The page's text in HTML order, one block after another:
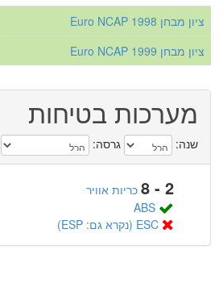
ציון מבחן Euro NCAP 1998
ציון מבחן Euro NCAP 1999
מערכות בטיחות
שנה: גרסה:
2 - 8
כריות אוויר
ABS
ESC (נקרא גם: ESP)